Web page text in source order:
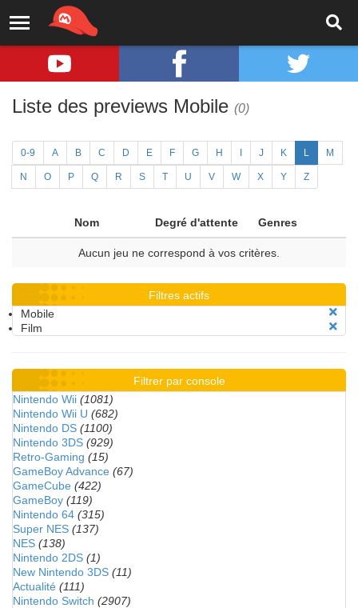
Liste des previews Mobile (0)
0-9 A B C D E F G H J K L M
N O P Q R S T U V W X Y Z
Nom Degré d'attente Genres
Aucun jeu ne correspond à vos critères.
Filtres actifs
Mobile
Film
Filtrer par console
Nintendo Wii (1081)
Nintendo Wii U (682)
Nintendo DS (1100)
Nintendo 3DS (929)
Retro-Gaming (15)
GameBoy Advance (67)
GameCube (422)
GameBoy (119)
Nintendo 64 (315)
Super NES (137)
NES (138)
Nintendo 2DS (1)
New Nintendo 3DS (11)
Actualité (111)
Nintendo Switch (2907)